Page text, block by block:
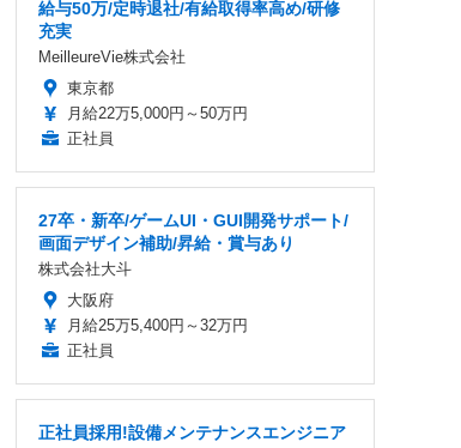
給与50万/定時退社/有給取得率高め/研修
充実
MeilleureVie株式会社
東京都
月給22万5,000円～50万円
正社員
27卒・新卒/ゲームUI・GUI開発サポート/
画面デザイン補助/昇給・賞与あり
株式会社大斗
大阪府
月給25万5,400円～32万円
正社員
正社員採用!設備メンテナンスエンジニア